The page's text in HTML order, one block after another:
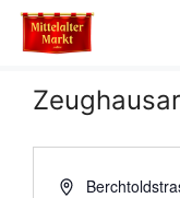
Zum
Inhalt
A